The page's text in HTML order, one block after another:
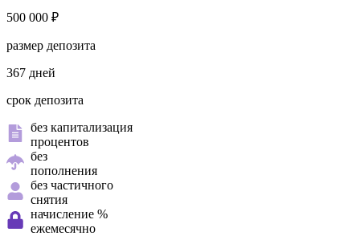
500 000 ₽
размер депозита
367 дней
срок депозита
без капитализация
процентов
без
пополнения
без частичного
снятия
начисление %
ежемесячно